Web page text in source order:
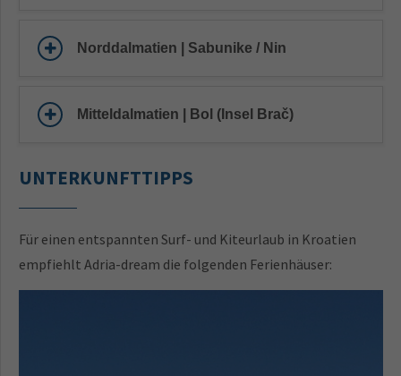
Norddalmatien | Sabunike / Nin
Mitteldalmatien | Bol (Insel Brač)
UNTERKUNFTTIPPS
Für einen entspannten Surf- und Kiteurlaub in Kroatien
empfiehlt Adria-dream die folgenden Ferienhäuser: